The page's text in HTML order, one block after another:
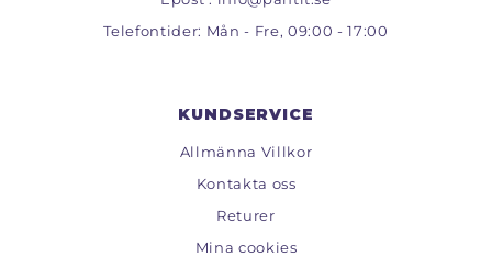
Telefontider: Mån - Fre, 09:00 - 17:00
KUNDSERVICE
Allmänna Villkor
Kontakta oss
Returer
Mina cookies